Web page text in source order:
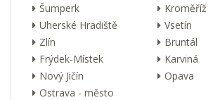
Šumperk
Kroměříž
Uherské Hradiště
Vsetín
Zlín
Bruntál
Frýdek-Místek
Karviná
Nový Jičín
Opava
Ostrava - město